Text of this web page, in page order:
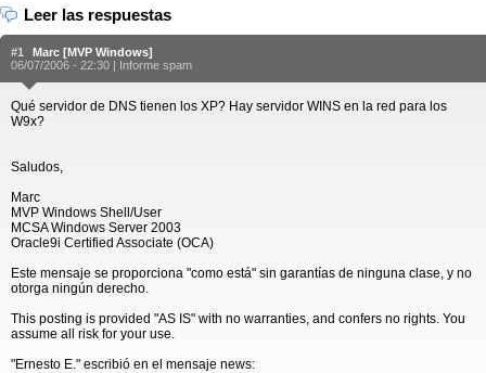
Leer las respuestas
#1
Marc [MVP Windows]
06/07/2006 - 22:30 | Informe spam
Qué servidor de DNS tienen los XP? Hay servidor WINS en la red para los
W9x?
Saludos,
Marc
MVP Windows Shell/User
MCSA Windows Server 2003
Oracle9i Certified Associate (OCA)
Este mensaje se proporciona "como está" sin garantías de ninguna clase, y no
otorga ningún derecho.
This posting is provided "AS IS" with no warranties, and confers no rights. You
assume all risk for your use.
"Ernesto E." escribió en el mensaje news: